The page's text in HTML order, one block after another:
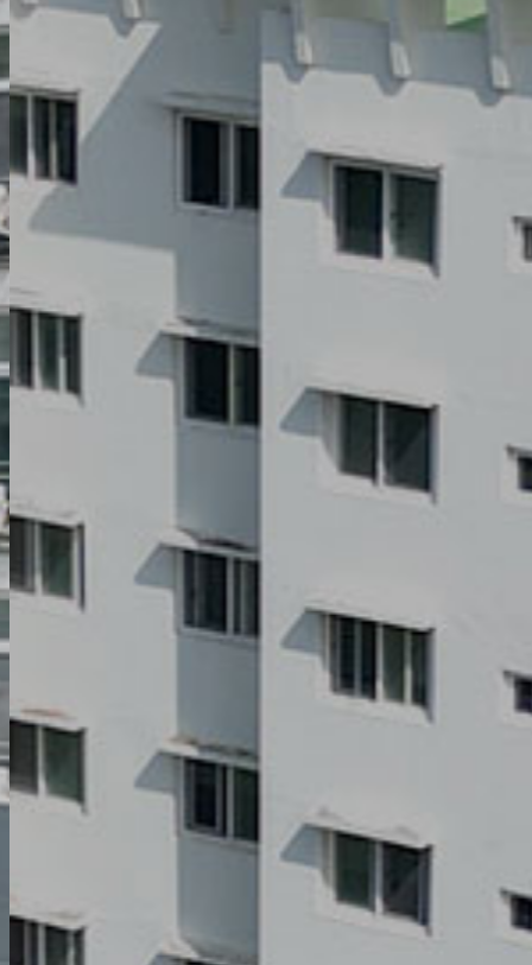
마음으로 하나가될 수 있
는 곳
면학에 집중할 수 있도록
안전과 쾌적한 환경을 조성하겠습니다.